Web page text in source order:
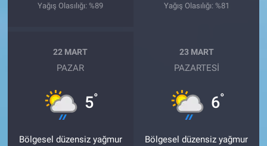
Yağış Olasılığı: %89
Yağış Olasılığı: %81
22 MART
PAZAR
5°
Bölgesel düzensiz yağmur
23 MART
PAZARTESI
6°
Bölgesel düzensiz yağmur